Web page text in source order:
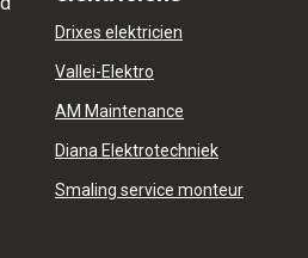
Drixes elektricien
Vallei-Elektro
AM Maintenance
Diana Elektrotechniek
Smaling service monteur